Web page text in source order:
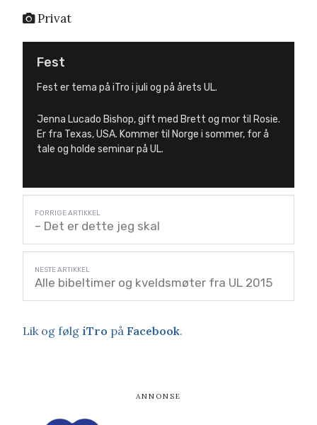
Privat
Fest
Fest er tema på iTro i juli og på årets UL.
Jenna Lucado Bishop, gift med Brett og mor til Rosie.
Er fra Texas, USA. Kommer til Norge i sommer, for å
tale og holde seminar på UL.
– Det er dette jeg skal
Alle bibeltimer og kveldsmøter fra UL 2015
Lik og følg iTro på Facebook.